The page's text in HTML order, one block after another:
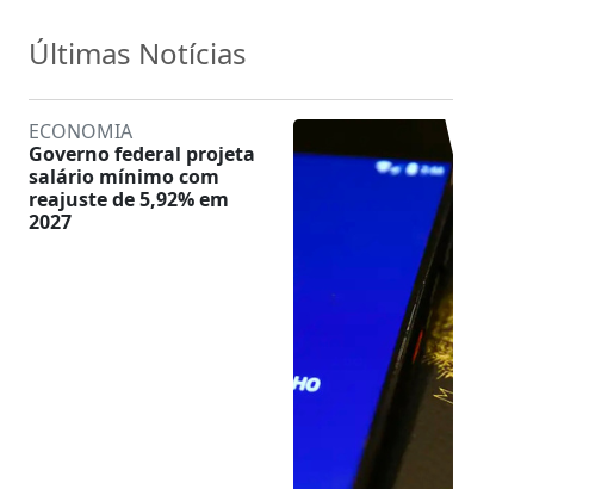
Últimas Notícias
ECONOMIA
Governo federal projeta
salário mínimo com
reajuste de 5,92% em
2027